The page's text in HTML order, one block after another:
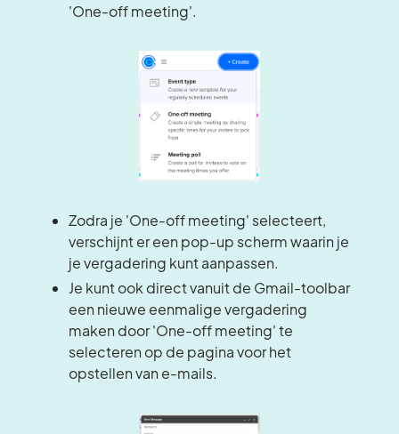
'One-off meeting'.
Zodra je 'One-off meeting' selecteert,
verschijnt er een pop-up scherm waarin je
je vergadering kunt aanpassen.
Je kunt ook direct vanuit de Gmail-toolbar
een nieuwe eenmalige vergadering
maken door 'One-off meeting' te
selecteren op de pagina voor het
opstellen van e-mails.